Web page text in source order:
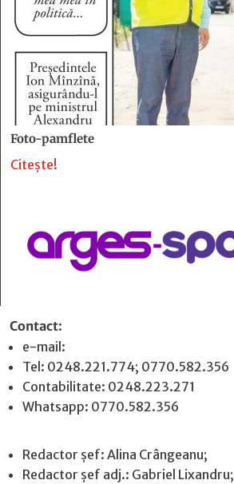
Foto-pamflete
Citește!
Contact:
e-mail:
Tel: 0248.221.774; 0770.582.356
Contabilitate: 0248.223.271
Whatsapp: 0770.582.356
Redactor șef: Alina Crângeanu;
Redactor șef adj.: Gabriel Lixandru;